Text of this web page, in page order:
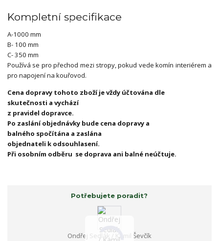
Kompletní specifikace
A-1000 mm
B- 100 mm
C- 350 mm
Používá se pro přechod mezi stropy, pokud vede komín interiérem a
pro napojení na kouřovod.
Cena dopravy tohoto zboží je vždy účtována dle
skutečnosti a vychází
z pravidel dopravce.
Po zaslání objednávky bude cena dopravy a
balného spočítána a zaslána
objednateli k odsouhlasení.
Při osobním odběru se doprava ani balné neúčtuje.
Potřebujete poradit?
Ondřej Sedlák / Kamil Ševčík